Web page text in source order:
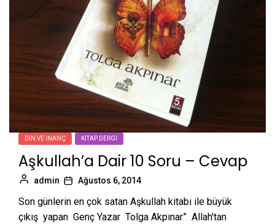
DIN VE İNANÇ KITAP DERGI
Aşkullah’a Dair 10 Soru – Cevap
admin Ağustos 6, 2014
Son günlerin en çok satan Aşkullah kitabı ile büyük
çıkış yapan Genç Yazar Tolga Akpınar” Allah'tan